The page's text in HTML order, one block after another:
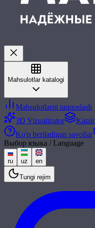
Mahsulotlar katalogi
Mahsulotlarni taqqoslash
3D Vizualizator
Ko'p beriladigan savollar
Выбор языка / Language
ru uz en
Tungi rejim